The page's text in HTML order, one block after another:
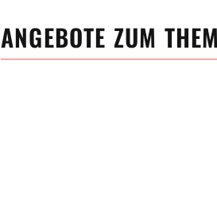
ANGEBOTE ZUM